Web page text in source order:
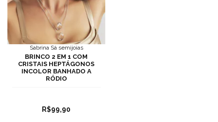
Sabrina Sá semijoias
BRINCO 2 EM 1 COM
CRISTAIS HEPTÁGONOS
INCOLOR BANHADO A
RÓDIO
R$99,90